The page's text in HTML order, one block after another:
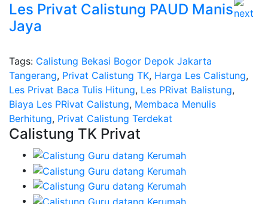
Les Privat Calistung PAUD Manis
Jaya
Tags: Calistung Bekasi Bogor Depok Jakarta
Tangerang, Privat Calistung TK, Harga Les Calistung,
Les Privat Baca Tulis Hitung, Les PRivat Balistung,
Biaya Les PRivat Calistung, Membaca Menulis
Berhitung, Privat Calistung Terdekat
Calistung TK Privat